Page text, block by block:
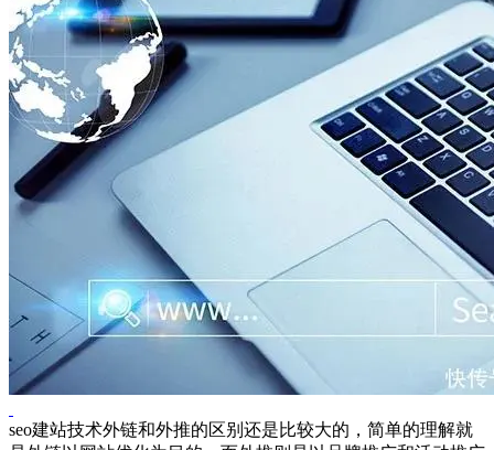
seo建站技术外链和外推的区别还是比较大的，简单的理解就